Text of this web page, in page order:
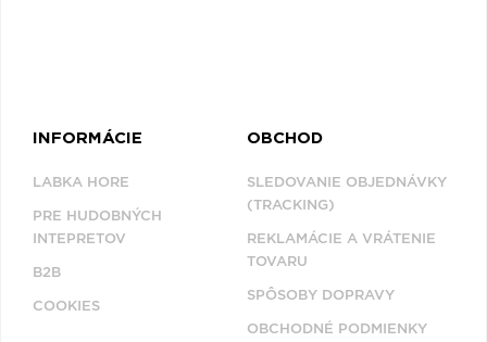
INFORMÁCIE
LABKA HORE
PRE HUDOBNÝCH
INTEPRETOV
B2B
COOKIES
OBCHOD
SLEDOVANIE OBJEDNÁVKY
(TRACKING)
REKLAMÁCIE A VRÁTENIE
TOVARU
SPÔSOBY DOPRAVY
OBCHODNÉ PODMIENKY